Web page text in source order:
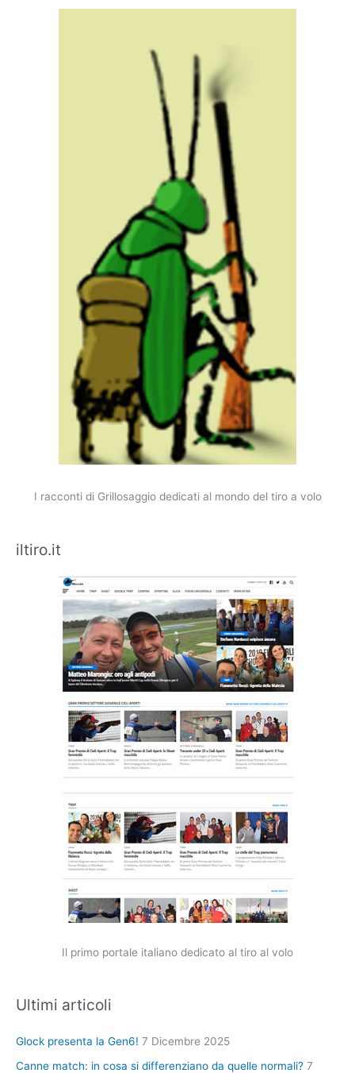
I racconti di Grillosaggio dedicati al mondo del tiro a volo
iltiro.it
Il primo portale italiano dedicato al tiro al volo
Ultimi articoli
Glock presenta la Gen6! 7 Dicembre 2025
Canne match: in cosa si differenziano da quelle normali? 7